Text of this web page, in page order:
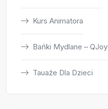
Kurs Animatora
Bańki Mydlane – QJoy
Tauaże Dla Dzieci